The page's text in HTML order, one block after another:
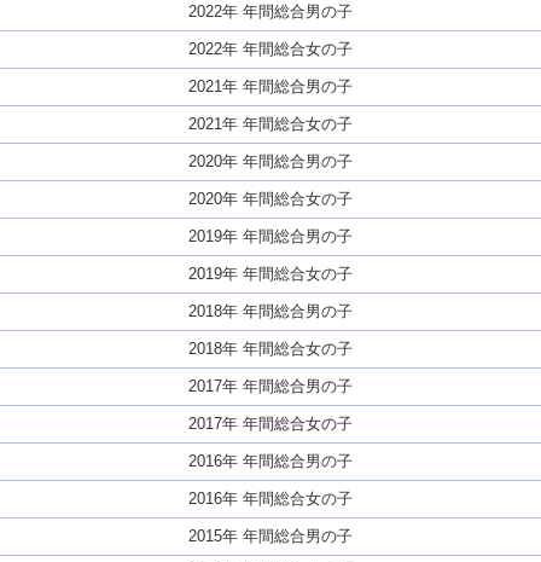
2022年 年間総合男の子
2022年 年間総合女の子
2021年 年間総合男の子
2021年 年間総合女の子
2020年 年間総合男の子
2020年 年間総合女の子
2019年 年間総合男の子
2019年 年間総合女の子
2018年 年間総合男の子
2018年 年間総合女の子
2017年 年間総合男の子
2017年 年間総合女の子
2016年 年間総合男の子
2016年 年間総合女の子
2015年 年間総合男の子